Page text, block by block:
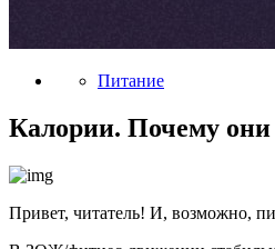
Питание
Калории. Почему они
Привет, читатель! И, возможно,